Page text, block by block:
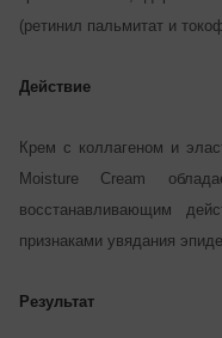
(ретинил пальмитат и
Действие
Крем с коллагеном и
Moisture Cream
восстанавливающим
признаками увядания
Результат